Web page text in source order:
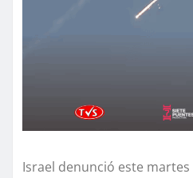
Israel denunció este